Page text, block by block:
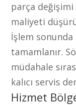
parça
maliyeti
İşlem
tamamlanır.
müdahale
kalıcı servis
Hizmet